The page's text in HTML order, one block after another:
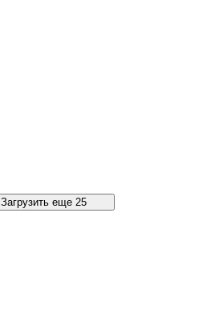
Загрузить еще 25